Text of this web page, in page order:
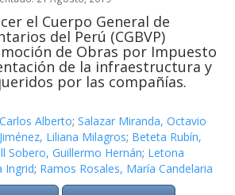
el Cuerpo General de
del Perú (CGBVP)
de Obras por Impuesto
de la infraestructura y
por las compañías.
Alberto; Salazar Miranda, Octavio
Liliana Milagros; Beteta Rubín,
Sobero, Guillermo Hernán; Letona
Ingrid; Ramos Rosales, María Candelaria